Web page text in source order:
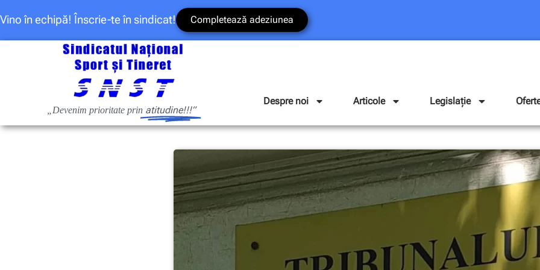
Vino în echipă! Înscrie-te în sindicat! Completează adeziunea
„Devenim prioritate prin atitudine!!!”
Despre noi Articole Legislație